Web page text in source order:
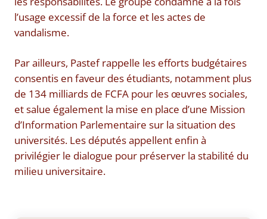
l’usage excessif de la force et les actes de
vandalisme.
Par ailleurs, Pastef rappelle les efforts budgétaires
consentis en faveur des étudiants, notamment plus
de 134 milliards de FCFA pour les œuvres sociales,
et salue également la mise en place d’une Mission
d’Information Parlementaire sur la situation des
universités. Les députés appellent enfin à
privilégier le dialogue pour préserver la stabilité du
milieu universitaire.